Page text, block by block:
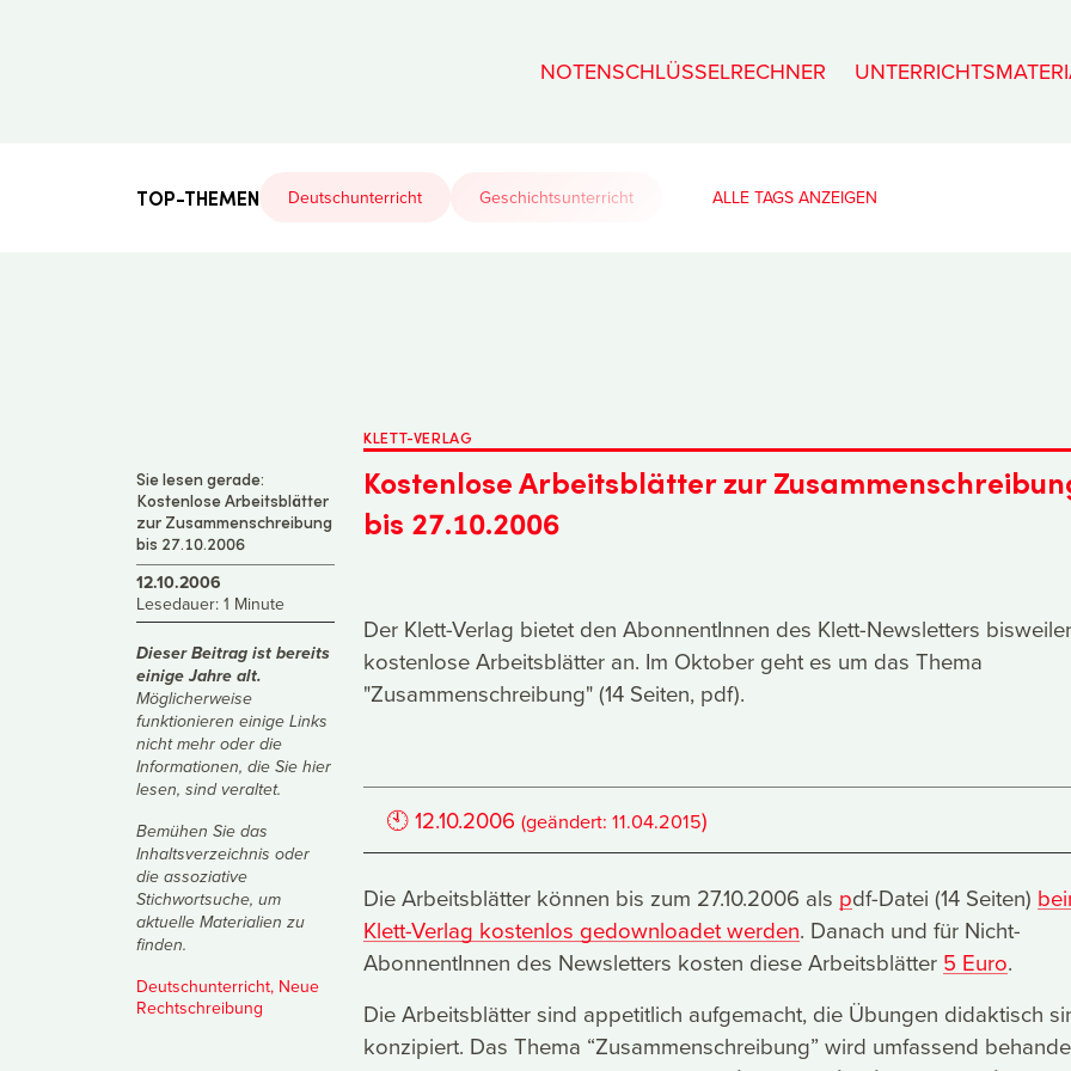
NOTENSCHLÜSSELRECHNER
TOP-THEMEN Deutschunterricht Geschichtsunterricht ALLE TAGS
Sie lesen gerade:
Kostenlose Arbeitsblätter
zur Zusammenschreibung
bis 27.10.2006
12.10.2006
Lesedauer: 1 Minute
Dieser Beitrag ist bereits
einige Jahre alt.
Möglicherweise
funktionieren einige Links
nicht mehr oder die
Informationen, die Sie hier
lesen, sind veraltet.
Bemühen Sie das
Inhaltsverzeichnis oder
die assoziative
Stichwortsuche, um
aktuelle Materialien zu
finden.
Deutschunterricht, Neue
Rechtschreibung
KLETT-VERLAG
Kostenlose Arbeitsblätter zur
bis 27.10.2006
Der Klett-Verlag bietet den AbonnentInnen des Klett-Newsletters
kostenlose Arbeitsblätter an. Im Oktober geht es um das Thema
"Zusammenschreibung" (14 Seiten, pdf).
🕙12.10.2006 (geändert:11.04.2015)
Die Arbeitsblätter können bis zum 27.10.2006 als pdf-Datei (14 Seiten)
Klett-Verlag kostenlos gedownloadet werden. Danach und für Nicht-
AbonnentInnen des Newsletters kosten diese Arbeitsblätter 5 Euro.
Die Arbeitsblätter sind appetitlich aufgemacht, die Übungen didaktisch
konzipiert. Das Thema “Zusammenschreibung” wird umfassend